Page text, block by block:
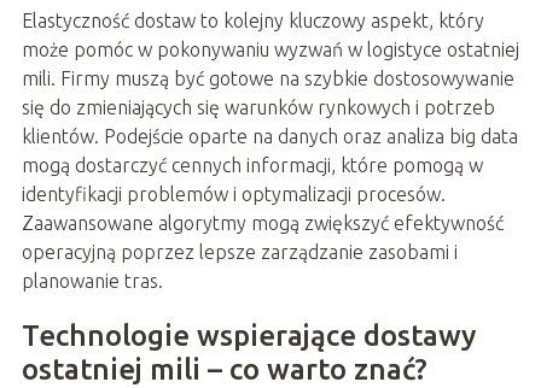
Elastyczność dostaw to kolejny kluczowy aspekt, który
może pomóc w pokonywaniu wyzwań w logistyce ostatniej
mili. Firmy muszą być gotowe na szybkie dostosowywanie
się do zmieniających się warunków rynkowych i potrzeb
klientów. Podejście oparte na danych oraz analiza big data
mogą dostarczyć cennych informacji, które pomogą w
identyfikacji problemów i optymalizacji procesów.
Zaawansowane algorytmy mogą zwiększyć efektywność
operacyjną poprzez lepsze zarządzanie zasobami i
planowanie tras.
Technologie wspierające dostawy
ostatniej mili – co warto znać?